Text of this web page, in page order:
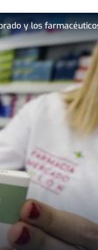
y los